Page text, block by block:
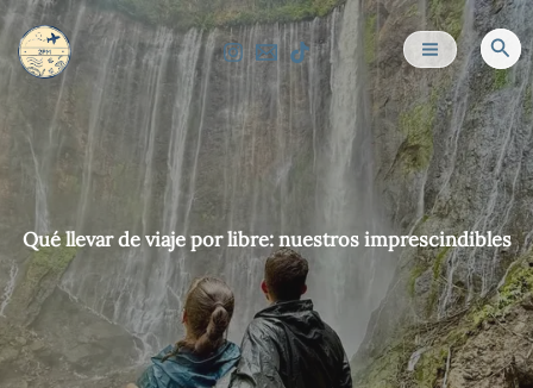
Ir
contenido
Qué llevar de viaje por libre: nuestros imprescindibles